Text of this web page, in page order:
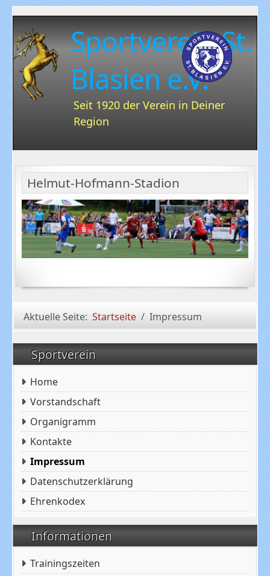
Sportverein St.
Blasien e.V.
Seit 1920 der Verein in Deiner
Region
Helmut-Hofmann-Stadion
Aktuelle Seite: Startseite Impressum
Sportverein
Home
Vorstandschaft
Organigramm
Kontakte
Impressum
Datenschutzerklärung
Ehrenkodex
Informationen
Trainingszeiten